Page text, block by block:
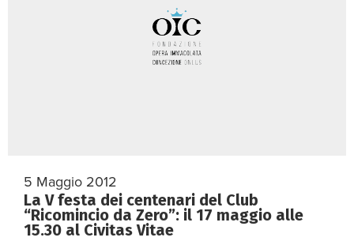
5 Maggio 2012
La V festa dei centenari del Club
“Ricomincio da Zero”: il 17 maggio alle
15.30 al Civitas Vitae